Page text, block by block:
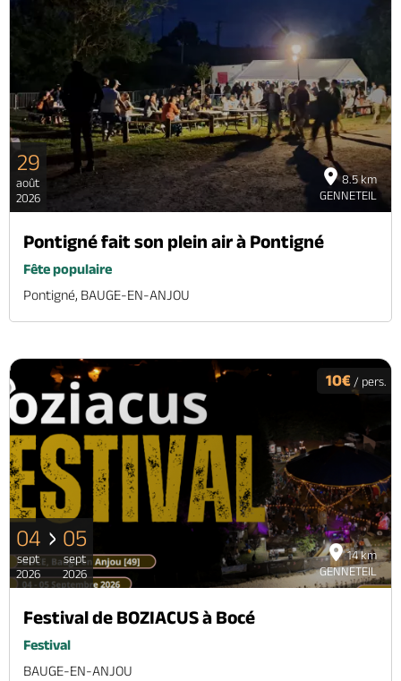
8.5 km
GENNETEIL
29
août
2026
Pontigné fait son plein air à Pontigné
Fête populaire
Pontigné, BAUGE-EN-ANJOU
14 km
GENNETEIL
10€ / pers.
04
sept
2026
05
sept
2026
Festival de BOZIACUS à Bocé
Festival
BAUGE-EN-ANJOU